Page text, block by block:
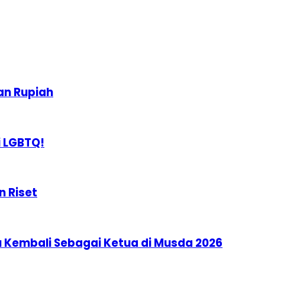
Rupiah
Riset
Sebagai Ketua di Musda 2026